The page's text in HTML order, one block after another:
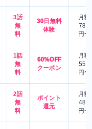
3話
無
料
30日無料
体験
月額
780
円〜
1話
無
料
60%OFF
クーポン
月額
550
円〜
2話
無
料
ポイント
還元
月額
480
円〜